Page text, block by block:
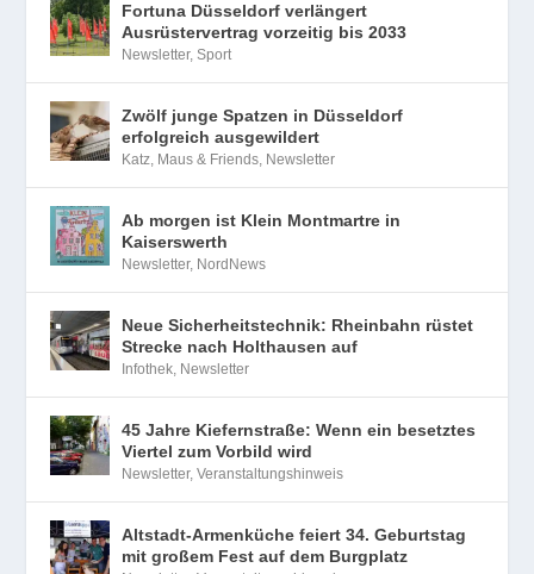
Fortuna Düsseldorf verlängert
Ausrüstervertrag vorzeitig bis 2033
Newsletter,Sport
Zwölf junge Spatzen in Düsseldorf
erfolgreich ausgewildert
Katz, Maus & Friends, Newsletter
Ab morgen ist Klein Montmartre in
Kaiserswerth
Newsletter, NordNews
Neue Sicherheitstechnik: Rheinbahn rüstet
Strecke nach Holthausen auf
Infothek, Newsletter
45 Jahre Kiefernstraße: Wenn ein besetztes
Viertel zum Vorbild wird
Newsletter,Veranstaltungshinweis
Altstadt-Armenküche feiert 34. Geburtstag
mit großem Fest auf dem Burgplatz